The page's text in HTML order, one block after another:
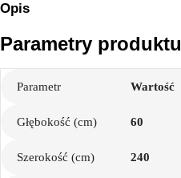
Opis
Parametry produktu
Parametr Wartość
Głębokość (cm) 60
Szerokość (cm) 240